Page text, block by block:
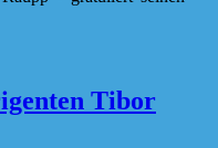
Tibor